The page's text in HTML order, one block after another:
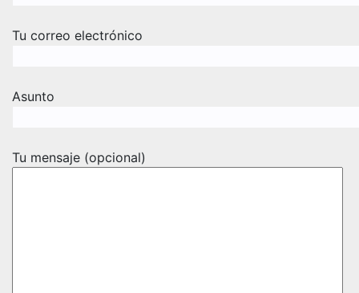
Tu correo electrónico
Asunto
Tu mensaje (opcional)